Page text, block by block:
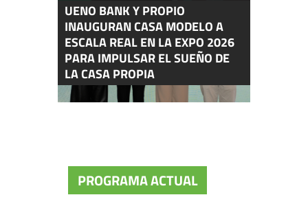
UENO BANK Y PROPIO
INAUGURAN CASA MODELO A
ESCALA REAL EN LA EXPO 2026
PARA IMPULSAR EL SUEÑO DE
LA CASA PROPIA
PROGRAMA ACTUAL